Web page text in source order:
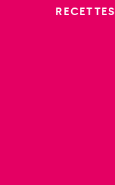
RECETTES